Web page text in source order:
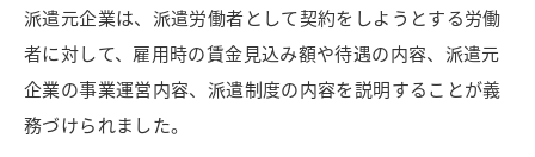
派遣元企業は、派遣労働者として契約をしようとする労働
者に対して、雇用時の賃金見込み額や待遇の内容、派遣元
企業の事業運営内容、派遣制度の内容を説明することが義
務づけられました。